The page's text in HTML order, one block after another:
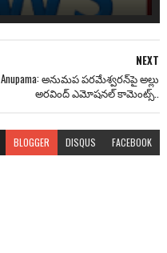
NEXT
Anupama: అనుమప పరమేశ్వరన్‌పై అల్లు
అరవింద్ ఎమోషనల్ కామెంట్స్..
BLOGGER DISQUS FACEBOOK